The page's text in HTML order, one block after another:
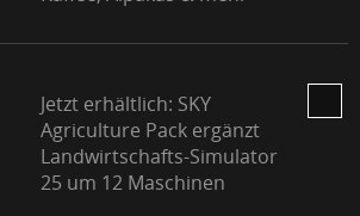
Jetzt erhältlich: SKY
Agriculture Pack ergänzt
Landwirtschafts-Simulator
25 um 12 Maschinen